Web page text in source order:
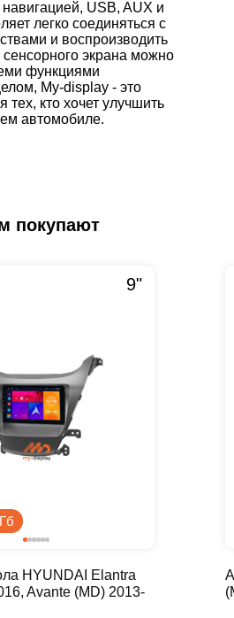
USB, AUX и
легко соединяться с
и воспроизводить
экрана можно
функциями
My-display - это
кто хочет улучшить
автомобиле.
покупают
9"
HYUNDAI Elantra
Avante (MD) 2013-